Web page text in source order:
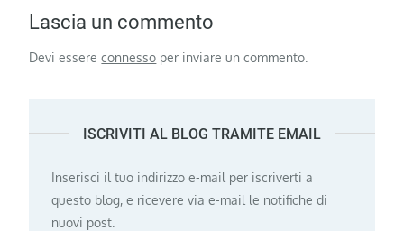
Lascia un commento
Devi essereconnesso per inviare un commento.
ISCRIVITI AL BLOG TRAMITE EMAIL
Inserisci il tuo indirizzo e-mail per iscriverti a
questo blog, e ricevere via e-mail le notifiche di
nuovi post.